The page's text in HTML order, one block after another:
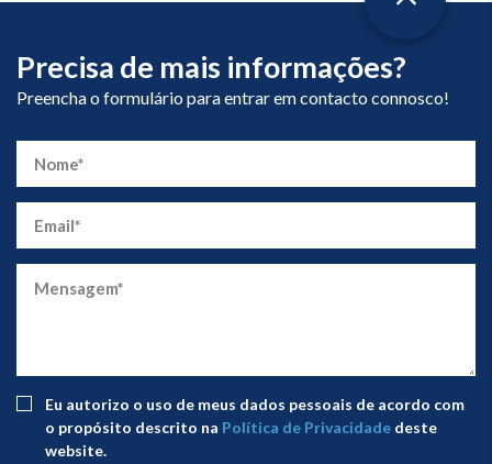
Precisa de mais informações?
Preencha o formulário para entrar em contacto connosco!
Eu autorizo ​​o uso de meus dados pessoais de acordo com
o propósito descrito na Política de Privacidade deste
website.